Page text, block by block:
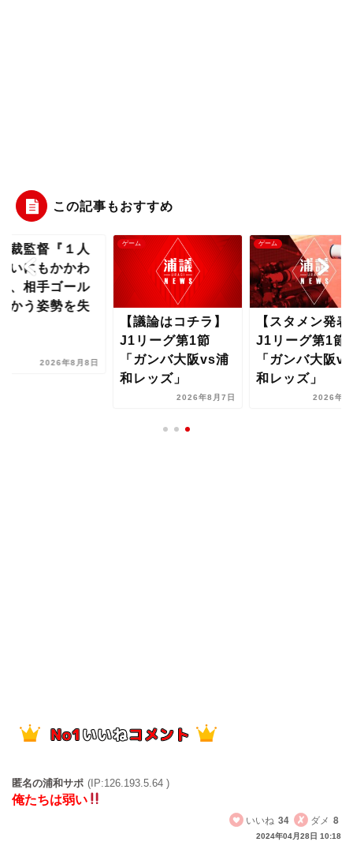
この記事もおすすめ
ンバ大阪vs浦
ゲーム
【スタメン発表】
J1リーグ第1節
「ガンバ大阪vs浦
和レッズ」
2026年8月7日
ゲーム
曺貴裁監督『１
少ないにもかか
らず、相手ゴー
に向かう姿勢を
匿名の浦和サポ (IP:126.193.5.64 )
俺たちは弱い
いいね 34 ダメ 8
2024年04月28日 10:18